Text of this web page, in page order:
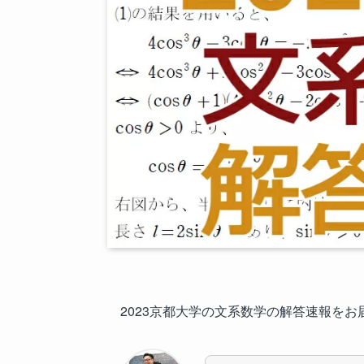
2023京都大学の文系数学の解答速報をお